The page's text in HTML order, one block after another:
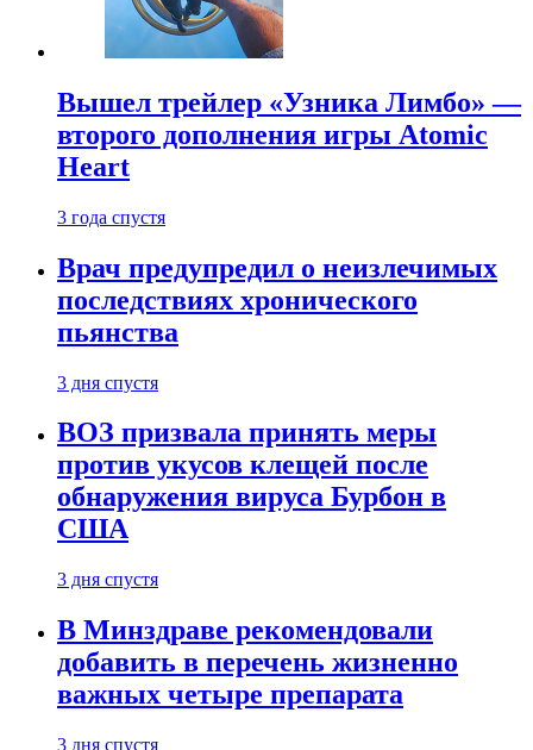
Вышел трейлер «Узника Лимбо» —
второго дополнения игры Atomic
Heart
3 года спустя
Врач предупредил о неизлечимых
последствиях хронического
пьянства
3 дня спустя
ВОЗ призвала принять меры
против укусов клещей после
обнаружения вируса Бурбон в
США
3 дня спустя
В Минздраве рекомендовали
добавить в перечень жизненно
важных четыре препарата
3 дня спустя